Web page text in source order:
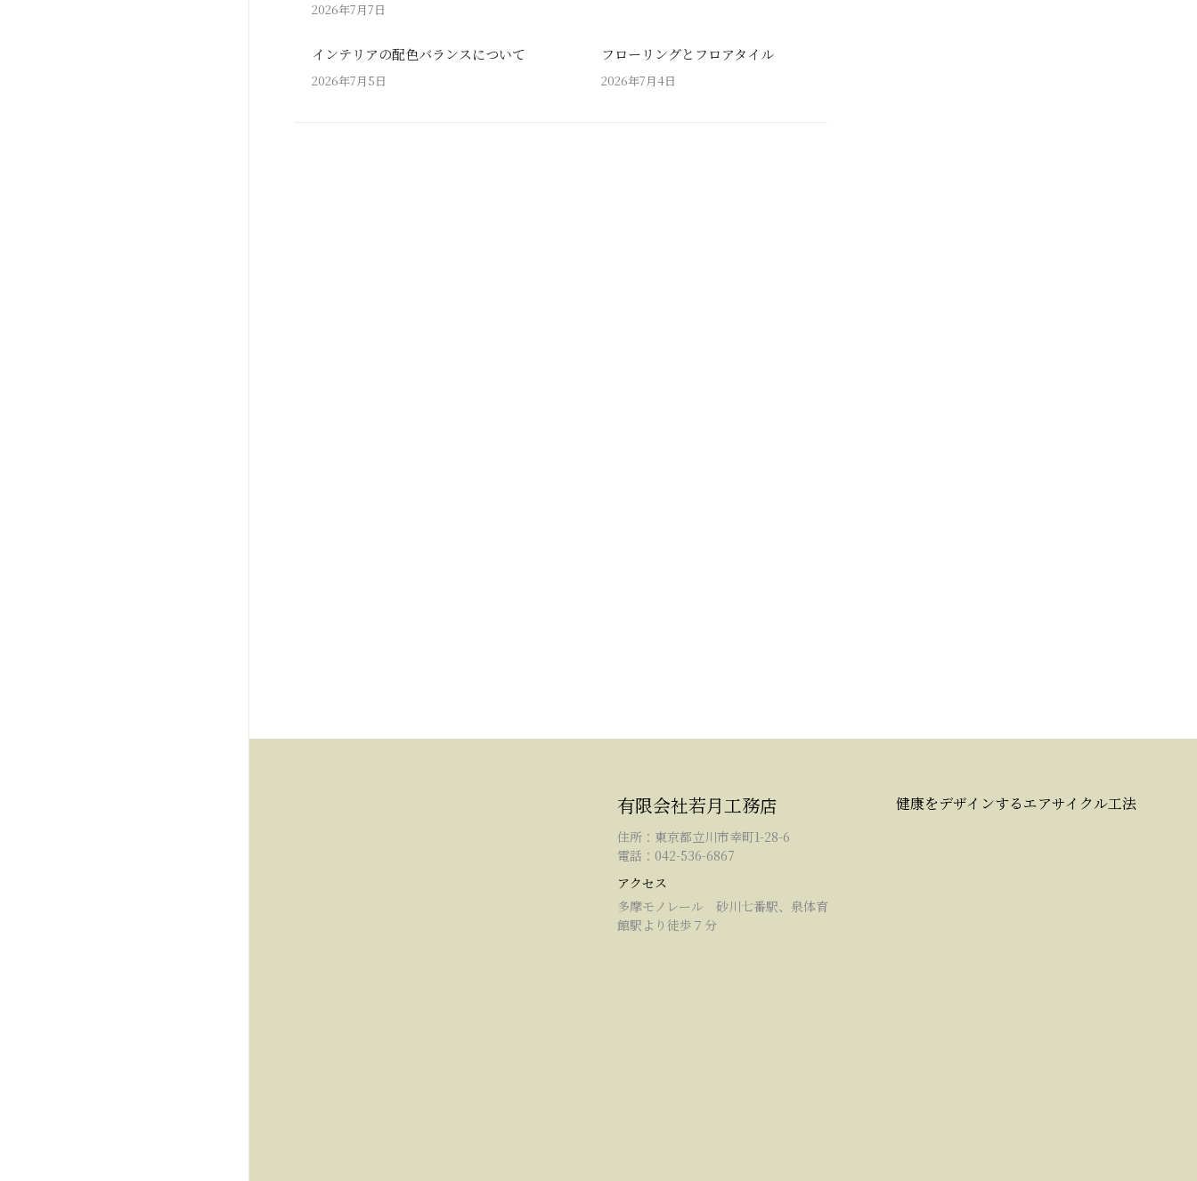
2026年7月7日
インテリアの配色バランスについて
2026年7月5日
フローリングとフロアタイル
2026年7月4日
有限会社若月工務店
住所：東京都立川市幸町1-28-6
電話：042-536-6867
アクセス
多摩モノレール 砂川七番駅、泉体育
館駅より徒歩７分
健康をデザインするエアサイクル工法